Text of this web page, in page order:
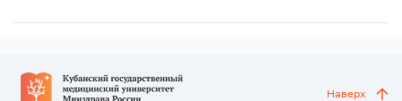
Наверх